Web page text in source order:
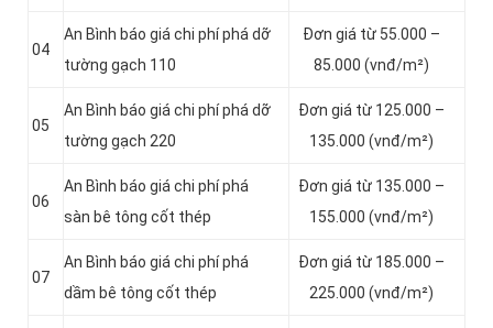
04
An Bình báo giá chi phí phá dỡ
tường gạch 110
Đơn giá từ 55.000 –
85.000 (vnđ/m²)
05
An Bình báo giá chi phí phá dỡ
tường gạch 220
Đơn giá từ 125.000 –
135.000 (vnđ/m²)
06
An Bình báo giá chi phí phá
sàn bê tông cốt thép
Đơn giá từ 135.000 –
155.000 (vnđ/m²)
07
An Bình báo giá chi phí phá
dầm bê tông cốt thép
Đơn giá từ 185.000 –
225.000 (vnđ/m²)